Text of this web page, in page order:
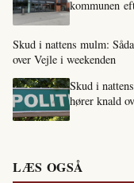
kommunen
Skud i nattens mulm:
over Vejle i weekenden
Skud i
hører knald
LÆS OGSÅ